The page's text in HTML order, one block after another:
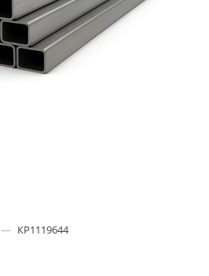
— КР1119644